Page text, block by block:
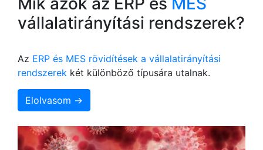
vállalatirányítási rendszerek?
Az ERP és MES rövidítések a vállalatirányítási
rendszerek két különböző típusára utalnak.
Elolvasom →